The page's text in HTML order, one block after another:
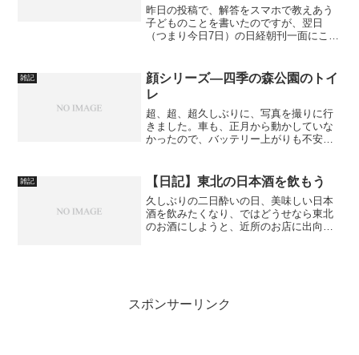
昨日の投稿で、解答をスマホで教えあう
子どものことを書いたのですが、翌日
（つまり今日7日）の日経朝刊一面にこん
「白熱教室」 機械は主人にあら
ず ：日本経済新聞本紙をとって...
雑記
顔シリーズ―四季の森公園のトイ
レ
超、超、超久しぶりに、写真を撮りに行
きました。車も、正月から動かしていな
かったので、バッテリー上がりも不安で
さん写真を撮ったので、まとめ切れてい
ません。今日は、顔シリー...
雑記 【日記】東北の日本酒を飲もう
久しぶりの二日酔いの日、美味しい日本
酒を飲みたくなり、ではどうせなら東北
のお酒にしようと、近所のお店に出向い
スポンサーリンク